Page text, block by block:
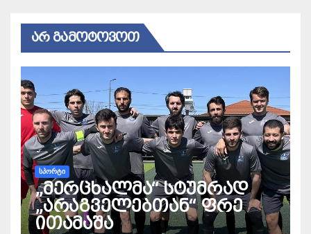
ᲐᲠ ᲒᲐᲛᲝᲢᲝᲕᲝᲗ
ᲡᲞᲝᲠᲢᲘ
„მერცხალმა“ სტუმრად
„არაგველებთან“ ფრე
ითამაშა